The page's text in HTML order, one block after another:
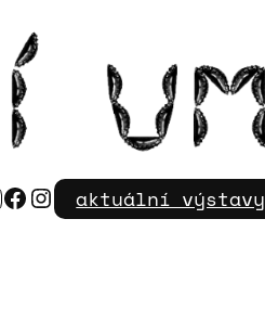
Facebook
Instagram
aktuální výstavy